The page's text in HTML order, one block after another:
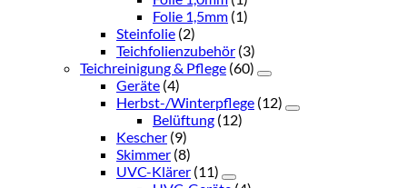
Folie 1,5mm (1)
Steinfolie (2)
Teichfolienzubehör (3)
Teichreinigung & Pflege (60)
Geräte (4)
Herbst-/Winterpflege (12)
Belüftung (12)
Kescher (9)
Skimmer (8)
UVC-Klärer (11)